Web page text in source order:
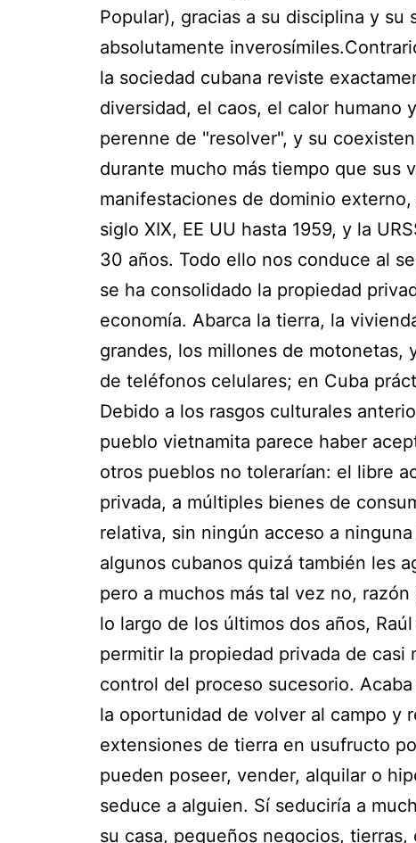
Popular), gracias a su disciplina y su
absolutamente
la sociedad cubana reviste
diversidad, el caos, el calor humano
perenne de "resolver", y su
durante mucho más tiempo que sus
manifestaciones de dominio
siglo XIX, EE UU hasta 1959, y la
30 años. Todo ello nos conduce al
se ha consolidado la propiedad
economía. Abarca la tierra, la
grandes, los millones de motonetas,
de teléfonos celulares; en Cuba
Debido a los rasgos culturales
pueblo vietnamita parece haber
otros pueblos no tolerarían: el libre
privada, a múltiples bienes de
relativa, sin ningún acceso a
algunos cubanos quizá también les
pero a muchos más tal vez no,
lo largo de los últimos dos años,
permitir la propiedad privada de casi
control del proceso sucesorio.
la oportunidad de volver al campo y
extensiones de tierra en usufructo
pueden poseer, vender, alquilar o
seduce a alguien. Sí seduciría a
su casa, pequeños negocios,